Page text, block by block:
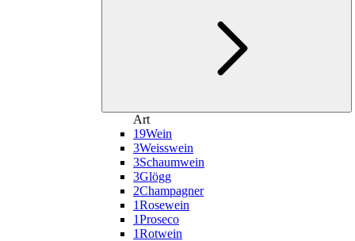
Art
19Wein
3Weisswein
3Schaumwein
3Glögg
2Champagner
1Rosewein
1Proseco
1Rotwein